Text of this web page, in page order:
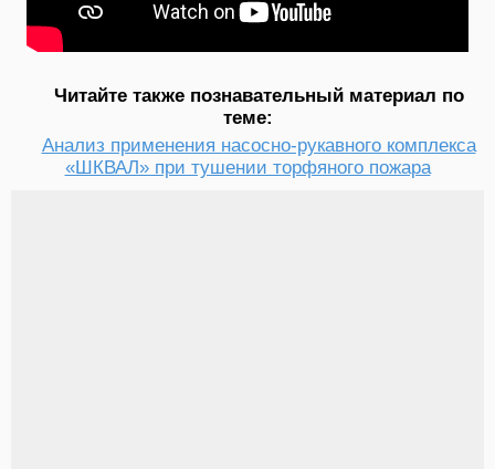
Читайте также познавательный материал по
теме:
Анализ применения насосно-рукавного комплекса
«ШКВАЛ» при тушении торфяного пожара